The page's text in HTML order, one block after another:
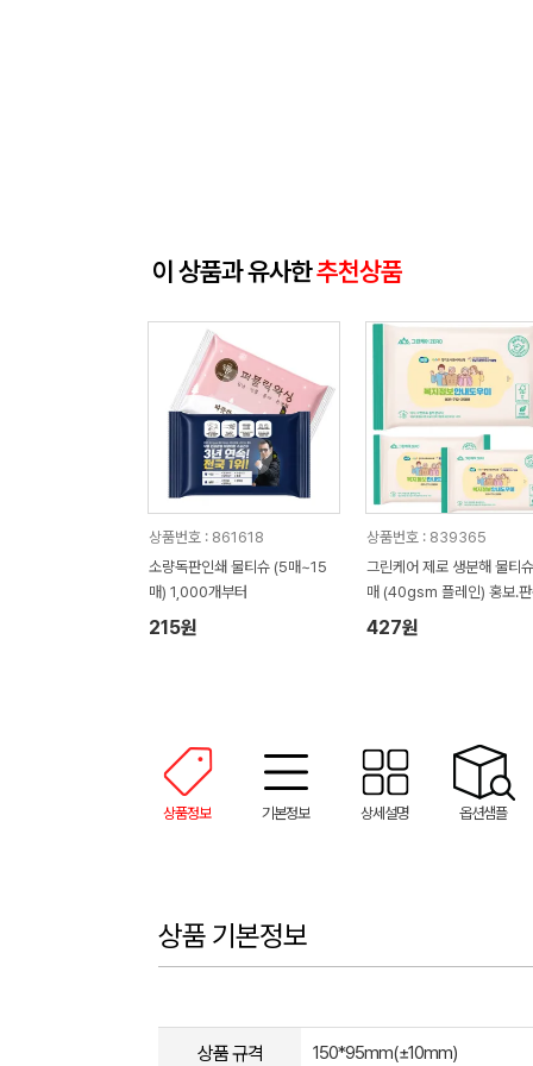
이 상품과 유사한추천상품
상품번호 : 861618
소량독판인쇄 물티슈 (5매~15
매) 1,000개부터
215원
상품번호 : 839365
그린케어 제로 생분해 물티
매 (40gsm 플레인) 홍보.
용 물티슈
427원
상품정보 기본정보 상세설명 옵션샘플
상품 기본정보
상품 규격 150*95mm(±10mm)